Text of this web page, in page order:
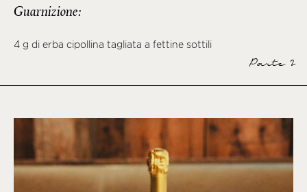
Guarnizione:
4 g di erba cipollina tagliata a fettine sottili
Parte 2